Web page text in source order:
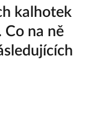
kalhotek
Co na ně